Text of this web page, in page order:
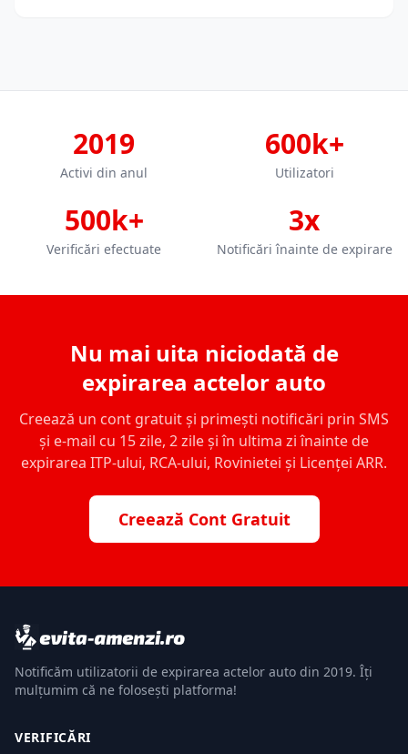
2019
Activi din anul
600k+
Utilizatori
500k+
Verificări efectuate
3x
Notificări înainte de expirare
Nu mai uita niciodată de
expirarea actelor auto
Creează un cont gratuit și primești notificări prin SMS
și e-mail cu 15 zile, 2 zile și în ultima zi înainte de
expirarea ITP-ului, RCA-ului, Rovinietei și Licenței ARR.
Creează Cont Gratuit
Notificăm utilizatorii de expirarea actelor auto din 2019. Îți
mulțumim că ne folosești platforma!
VERIFICĂRI